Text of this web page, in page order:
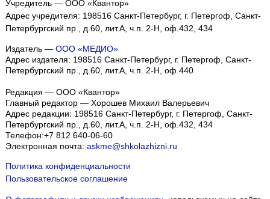
Учредитель — ООО «Квантор»
Адрес учредителя: 198516 Санкт-Петербург, г. Петергоф, Санкт-
Петербургский пр., д.60, лит.А, ч.п. 2-Н, оф.432, 434
Издатель — ООО «МЕДИО»
Адрес издателя: 198516 Санкт-Петербург, г. Петергоф, Санкт-
Петербургский пр., д.60, лит.А, ч.п. 2-Н, оф.440
Редакция — ООО «Квантор»
Главный редактор — Хорошев Михаил Валерьевич
Адрес редакции: 198516 Санкт-Петербург, г. Петергоф Санкт-
Петербургский пр., д.60, лит.А, ч.п. 2-Н, оф.432, 434
Телефон:+7 812 640-06-60
Электронная почта: askme@shkolazhizni.ru
Политика конфиденциальности
Пользовательское соглашение